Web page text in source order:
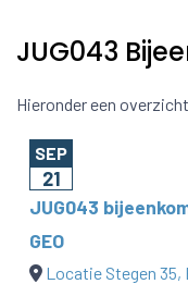
JUG043
Hieronder een
SEP
21
JUG043
GEO
Locatie Stegen 35,